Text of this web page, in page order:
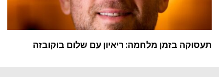
תעסוקה בזמן מלחמה: ריאיון עם שלום בוקובזה